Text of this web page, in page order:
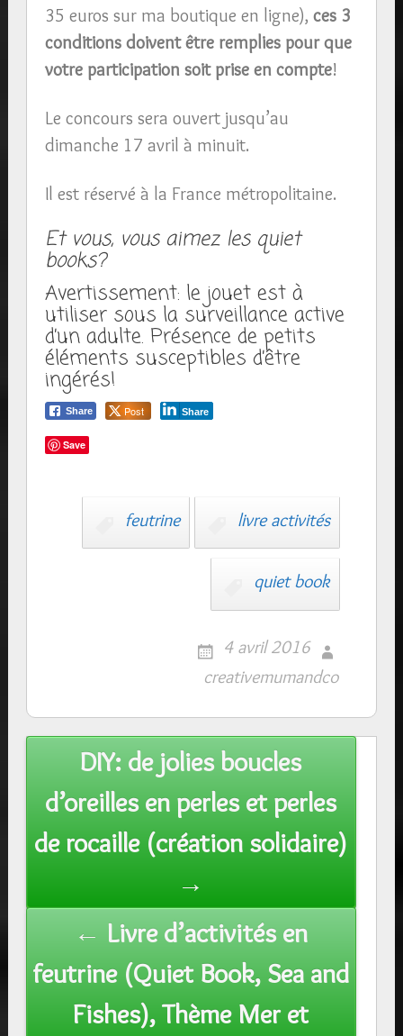
35 euros sur ma boutique en ligne), ces 3
conditions doivent être remplies pour que
votre participation soit prise en compte!
Le concours sera ouvert jusqu’au
dimanche 17 avril à minuit.
Il est réservé à la France métropolitaine.
Et vous, vous aimez les quiet
books?
Avertissement: le jouet est à
utiliser sous la surveillance active
d’un adulte. Présence de petits
éléments susceptibles d’être
ingérés!
Share Post Share
Save
feutrine livre activités
quiet book
4 avril 2016
creativemumandco
Post
navigationDIY: de jolies boucles
d’oreilles en perles et perles
de rocaille (création solidaire)
→
← Livre d’activités en
feutrine (Quiet Book, Sea and
Fishes), Thème Mer et